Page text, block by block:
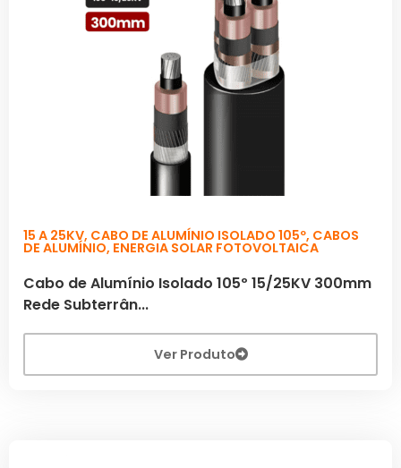
15 A 25KV, CABO DE ALUMÍNIO ISOLADO 105º, CABOS
DE ALUMÍNIO, ENERGIA SOLAR FOTOVOLTAICA
Cabo de Alumínio Isolado 105º 15/25KV 300mm
Rede Subterrân...
Ver Produto